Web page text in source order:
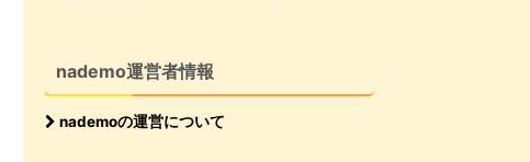
nademo運営者情報
nademoの運営について